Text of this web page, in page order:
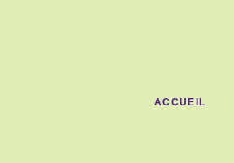
ACCUEIL